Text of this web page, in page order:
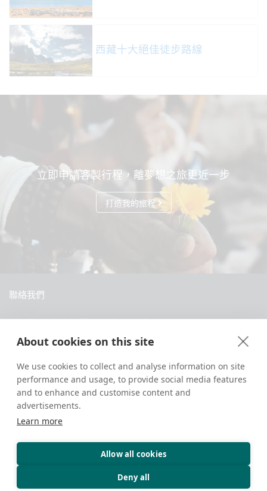
About cookies on this site
We use cookies to collect and analyse information on site
performance and usage, to provide social media features
and to enhance and customise content and
advertisements.
Learn more
Allow all cookies
Deny all
西藏十大絕佳徒步路線
立即申請客製行程，離夢想之旅更近一步
打造我的旅程
聯絡我們
+86 18583346229
inquiry@greattibettour.com
跟我們連絡
版權所有 © 2026. 保留所有權利. 旅遊小秘訣